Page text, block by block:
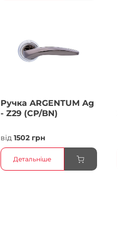
Ручка ARGENTUM Ag
- Z29 (CP/BN)
від 1502 грн
Детальніше